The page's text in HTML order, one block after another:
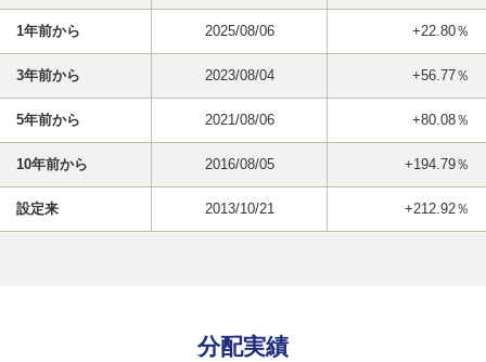
1年前から 2025/08/06 +22.80％
3年前から 2023/08/04 +56.77％
5年前から 2021/08/06 +80.08％
10年前から 2016/08/05 +194.79％
設定来 2013/10/21 +212.92％
分配実績